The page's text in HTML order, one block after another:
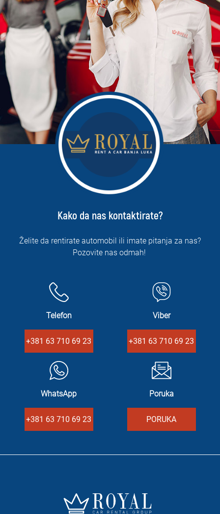
Kako da nas kontaktirate?
Želite da rentirate automobil ili imate pitanja za nas?
Pozovite nas odmah!
Telefon
+381 63 710 69 23
Viber
+381 63 710 69 23
WhatsApp
+381 63 710 69 23
Poruka
PORUKA